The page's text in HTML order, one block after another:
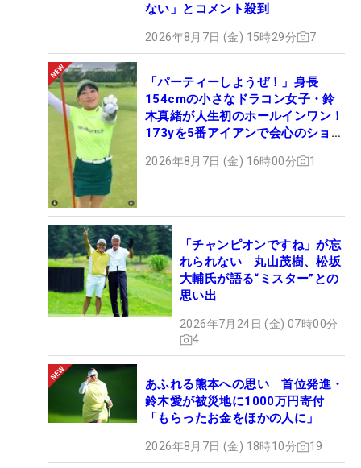
ない」とコメント殺到
2026年8月7日 (金) 15時29分 7
「パーティーしようぜ！」身長
154cmの小さなドラコン女子・鈴
木真緒が人生初のホールインワン！
173yを5番アイアンで会心のショッ
2026年8月7日 (金) 16時00分 1
「チャンピオンですね」が忘
れられない 丸山茂樹、松坂
大輔氏が語る“ミスター”との
思い出
2026年7月24日 (金) 07時00分
4
あふれる熊本への思い 首位発進・
鈴木愛が被災地に1000万円寄付
「もらったお金をほかの人に」
2026年8月7日 (金) 18時10分 19